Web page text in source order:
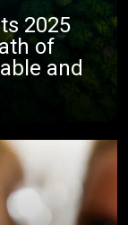
2025
of
and